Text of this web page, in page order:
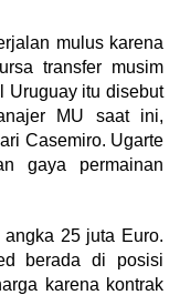
mulus karena
transfer musim
Uruguay itu disebut
MU saat ini,
Casemiro. Ugarte
gaya permainan
25 juta Euro.
berada di posisi
karena kontrak